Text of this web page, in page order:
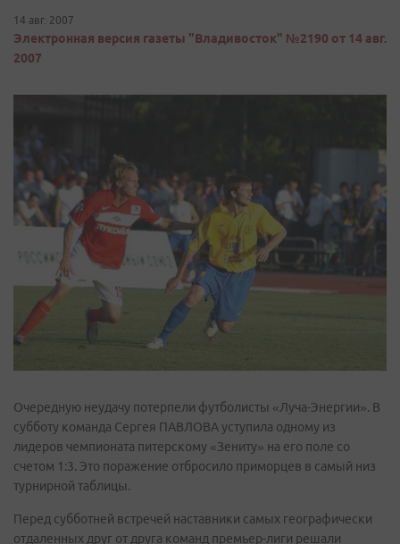
14 авг. 2007
Электронная версия газеты "Владивосток" №2190 от 14 авг.
2007
Очередную неудачу потерпели футболисты «Луча-Энергии». В
субботу команда Сергея ПАВЛОВА уступила одному из
лидеров чемпионата питерскому «Зениту» на его поле со
счетом 1:3. Это поражение отбросило приморцев в самый низ
турнирной таблицы.
Перед субботней встречей наставники самых географически
отдаленных друг от друга команд премьер-лиги решали